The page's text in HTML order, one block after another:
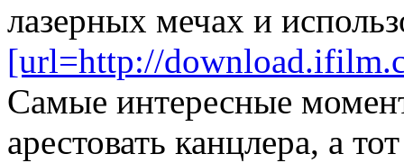
лазерных мечах и
[url=http://
Самые интересные
арестовать канцлера, а